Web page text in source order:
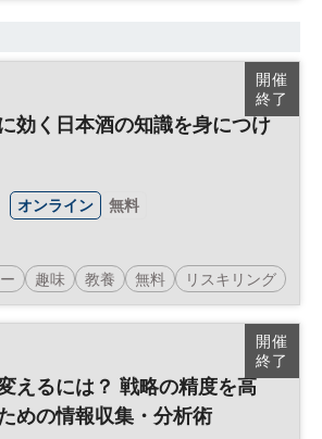
開催
終了
オンライン 無料
効く日本酒の知識を身につけ
趣味 教養 無料
リスキリング
開催
終了
えるには？ 戦略の精度を高
めの情報収集・分析術